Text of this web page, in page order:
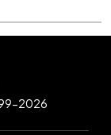
2026